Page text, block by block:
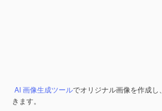
AI 画像生成ツールでオリジナル画像を作成し、
きます。